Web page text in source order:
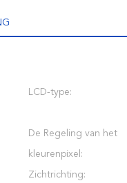
LCD-type:
De Regeling van het
kleurenpixel:
Zichtrichting: